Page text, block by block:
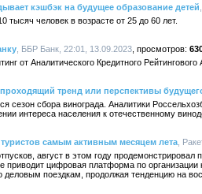
кэшбэк на будущее образование детей
тысяч человек в возрасте от 25 до 60 лет.
, ББР Банк, 22:01, 13.09.2023
от Аналитического Кредитного
тренд или перспективы
сезон сбора винограда. Аналитики
интереса населения к отечественному
самым активным месяцем лета ,
август в этом году
приводит цифровая платформа по
поездкам, продолжая тенденцию на